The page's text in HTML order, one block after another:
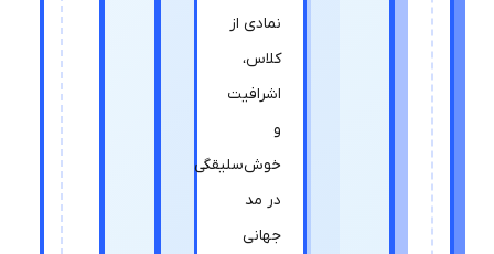
نمادی از
کلاس،
اشرافیت
و
خوش‌سلیقگی
در مد
جهانی